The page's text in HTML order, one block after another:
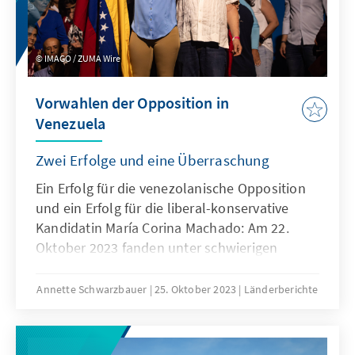
„Demonstration zur Unterstützung
Palästinas“ tausende Demonstranten. Es kam
zu 21 Festnahmen und rund 1400 Bußgeld-
Aussprachen durch die Ordnungskräfte.
IMAGO / ZUMA Wire
Vorwahlen der Opposition in
Venezuela
Zwei Erfolge und eine Überraschung
Ein Erfolg für die venezolanische Opposition
und ein Erfolg für die liberal-konservative
Kandidatin María Corina Machado: Am 22.
Oktober 2023 fanden unter schwierigen
Vorwahlen der Opposition zur Bestimmung
Präsidentschaftskandidaten statt. Nach
Schätzungen nahmen rund zwei bis drei
Annette Schwarzbauer 25. Oktober 2023 Länderberichte